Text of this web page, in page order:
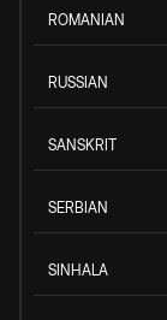
ROMANIAN
RUSSIAN
SANSKRIT
SERBIAN
SINHALA